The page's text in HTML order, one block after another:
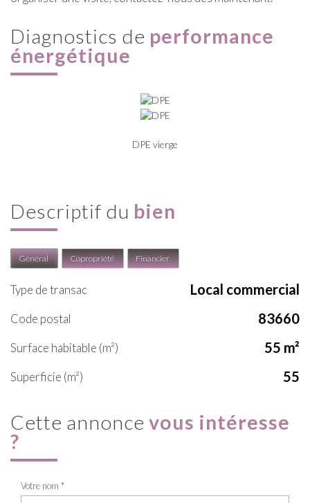
diagnostics de performance
énergétique
DPE vierge
descriptif du bien
Général Copropriété Financier
Type de transac Local commercial
Code postal 83660
Surface habitable (m²) 55 m²
Superficie (m²) 55
cette annonce vous intéresse
?
Votre nom *